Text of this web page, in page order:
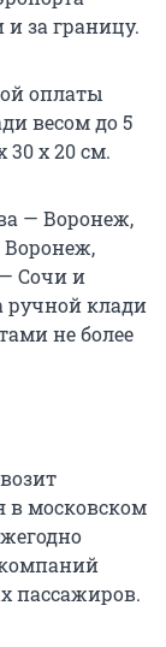
и за границу.
оплаты
весом до 5
х 20 см.
— Воронеж,
Воронеж,
Сочи и
ручной клади
не более
в московском
пассажиров.